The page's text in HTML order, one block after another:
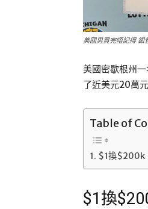
美國男買完唔記得 銀
美國密歇根州
了近美元20萬
Table of
$1換$200k
$1換